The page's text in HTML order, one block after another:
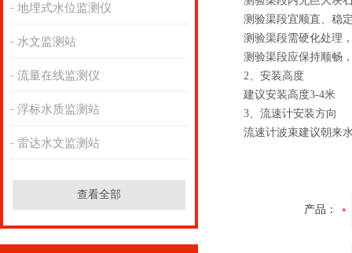
地埋式水位监测仪
水文监测站
流量在线监测仪
浮标水质监测站
雷达水文监测站
查看全部
测验渠段宜顺直、稳定
测验渠段需硬化处理，
测验渠段应保持顺畅，
2、安装高度
建议安装高度3-4米
3、流速计安装方向
流速计波束建议朝来
产品：